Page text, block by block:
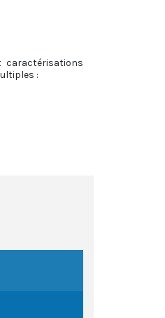
caractérisations
: